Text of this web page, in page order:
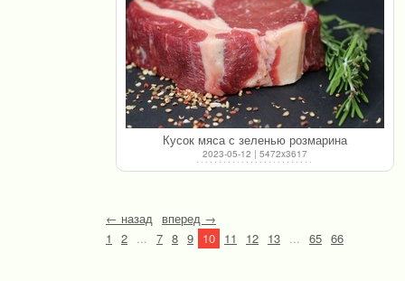
Кусок мяса с зеленью розмарина
2023-05-12 | 5472x3617
← назад вперед →
1
2 ... 7 8 9 10 11 12 13 ... 65 66